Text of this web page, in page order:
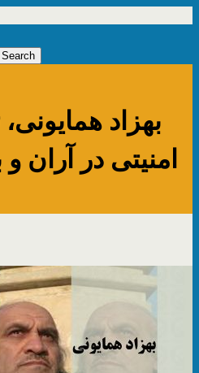
بهزاد
امنیتی در آران